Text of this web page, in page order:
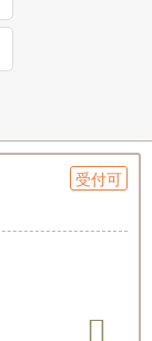
受付可